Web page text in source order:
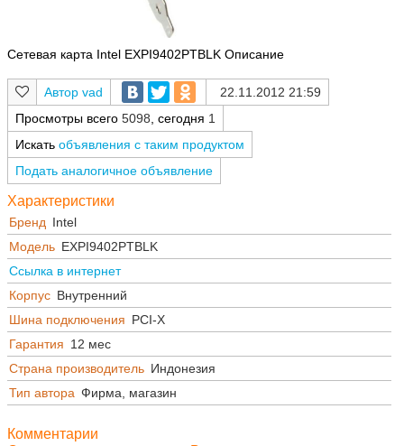
Сетевая карта Intel EXPI9402PTBLK Описание
vad
22.11.2012 21:59
Просмотры всего 5098 , сегодня 1
Искать объявления с таким продуктом
Подать аналогичное объявление
Характеристики
Бренд Intel
Модель EXPI9402PTBLK
Ссылка в интернет
Корпус Внутренний
Шина подключения PCI-X
Гарантия 12 мес
Страна производитель Индонезия
Тип автора Фирма, магазин
Комментарии